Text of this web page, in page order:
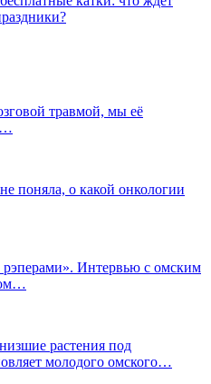
травмой, мы её
поняла, о какой онкологии
Интервью с омским
растения под
молодого омского…